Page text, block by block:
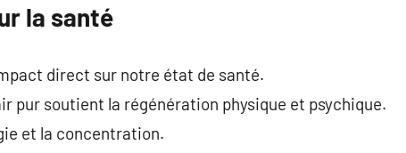
la santé
direct sur notre état de santé.
pur soutient la régénération physique et psychique.
et la concentration.